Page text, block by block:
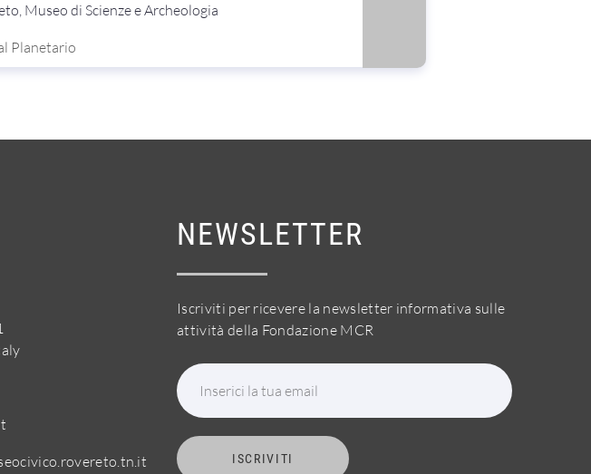
Museo di Scienze e Archeologia
Planetario
NEWSLETTER
Iscriviti per ricevere la newsletter informativa sulle
attività della Fondazione MCR
Inserici la tua email
ISCRIVITI